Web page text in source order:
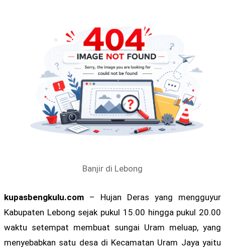
Banjir di Lebong
kupasbengkulu.com – Hujan Deras yang mengguyur
Kabupaten Lebong sejak pukul 15.00 hingga pukul 20.00
waktu setempat membuat sungai Uram meluap, yang
menyebabkan satu desa di Kecamatan Uram Jaya yaitu